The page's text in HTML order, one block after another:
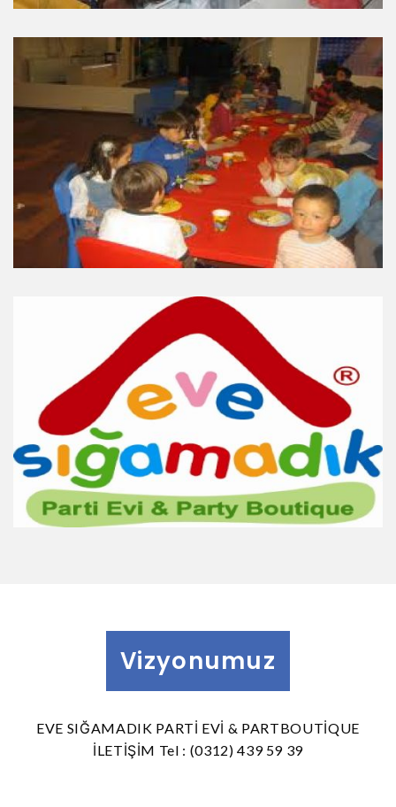
Vizyonumuz
EVE SIĞAMADIK PARTİ EVİ & PARTBOUTİQUE
İLETİŞİM Tel : (0312) 439 59 39